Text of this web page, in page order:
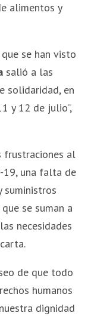
alimentos y
se han visto
salió a las
solidaridad, en
y 12 de julio”,
frustraciones al
19, una falta de
suministros
se suman a
necesidades
de que todo
humanos
dignidad